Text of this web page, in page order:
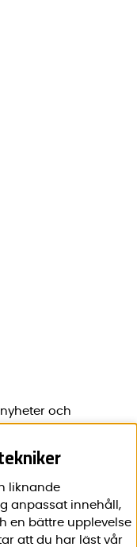
och
liknande
anpassat innehåll,
en bättre upplevelse
att du har läst vår